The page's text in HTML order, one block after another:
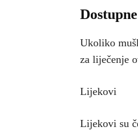
Ukoliko
za liječenje
Lijekovi
Lijekovi su